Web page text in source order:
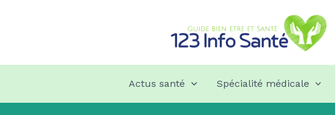
Actus santé Spécialité médicale